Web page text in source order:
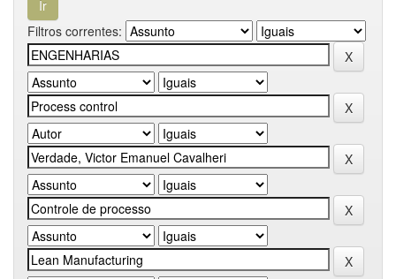
Filtros correntes: